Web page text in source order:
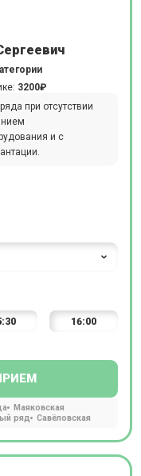
3200₽
при отсутствии
и с
16:00
Маяковская
ряд Савёловская